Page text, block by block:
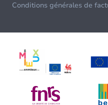
Conditions générales de